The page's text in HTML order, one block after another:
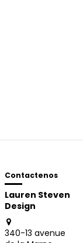
Contactenos
Lauren Steven
Design
340-13 avenue